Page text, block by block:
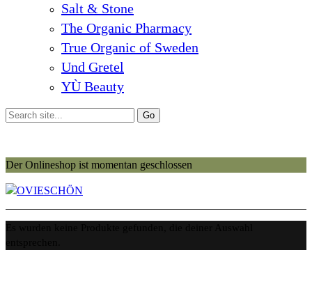
Salt & Stone
The Organic Pharmacy
True Organic of Sweden
Und Gretel
YÙ Beauty
Der Onlineshop ist momentan geschlossen